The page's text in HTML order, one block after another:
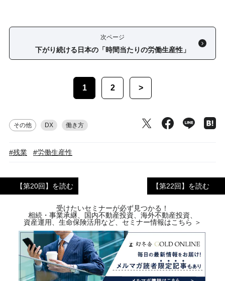
次ページ
下がり続ける日本の「時間当たりの労働生産性」
1 2 >
その他 DX 働き方
#残業 #労働生産性
【第20回】を読む 【第22回】を読む
受けたいセミナーが必ず見つかる！
相続・事業承継、国内不動産投資、海外不動産投資、
資産運用、生命保険活用など、セミナー情報はこちら ＞